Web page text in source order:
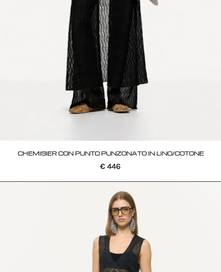
CHEMISIER CON PUNTO PUNZONATO IN LINO/COTONE
€ 446